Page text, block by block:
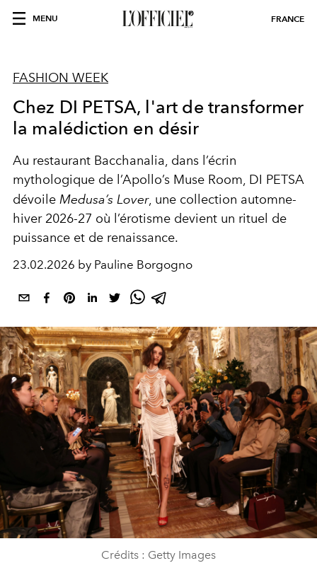
MENU FRANCE
FASHION WEEK
Chez DI PETSA, l'art de transformer
la malédiction en désir
Au restaurant Bacchanalia, dans l’écrin
mythologique de l’Apollo’s Muse Room, DI PETSA
dévoile Medusa’s Lover, une collection automne-
hiver 2026-27 où l’érotisme devient un rituel de
puissance et de renaissance.
23.02.2026 by Pauline Borgogno
Crédits : Getty Images